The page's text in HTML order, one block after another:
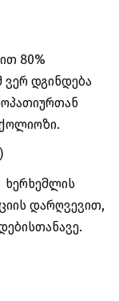
80%
ვერ დგინდება
ხერხემლის
დარღვევით,